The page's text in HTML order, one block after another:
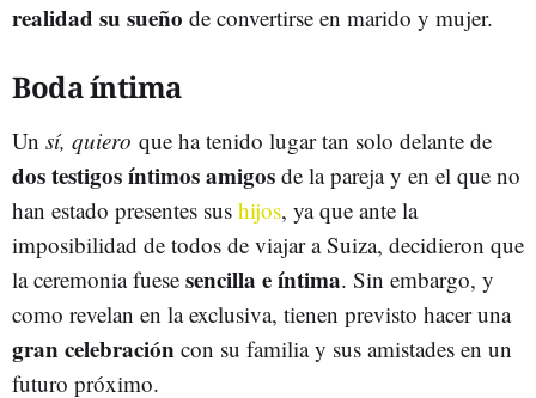
realidad su sueño de convertirse en marido y mujer.
Boda íntima
Un sí, quiero que ha tenido lugar tan solo delante de
dos testigos íntimos amigos de la pareja y en el que no
han estado presentes sus hijos, ya que ante la
imposibilidad de todos de viajar a Suiza, decidieron que
la ceremonia fuese sencilla e íntima. Sin embargo, y
como revelan en la exclusiva, tienen previsto hacer una
gran celebración con su familia y sus amistades en un
futuro próximo.